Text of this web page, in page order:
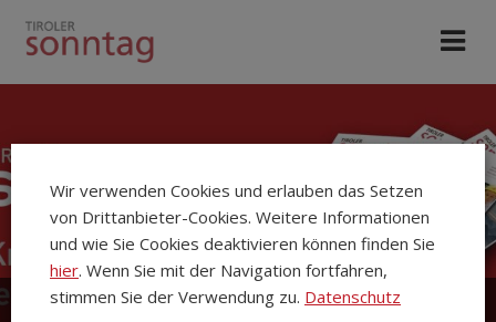
Wir verwenden Cookies und erlauben das Setzen
von Drittanbieter-Cookies. Weitere Informationen
und wie Sie Cookies deaktivieren können finden Sie
hier. Wenn Sie mit der Navigation fortfahren,
stimmen Sie der Verwendung zu. Datenschutz